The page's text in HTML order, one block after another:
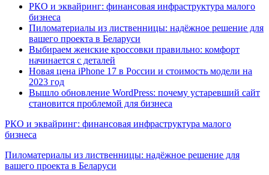
РКО и эквайринг: финансовая инфраструктура малого
бизнеса
Пиломатериалы из лиственницы: надёжное решение для
вашего проекта в Беларуси
Выбираем женские кроссовки правильно: комфорт
начинается с деталей
Новая цена iPhone 17 в России и стоимость модели на
2023 год
Вышло обновление WordPress: почему устаревший сайт
становится проблемой для бизнеса
РКО и эквайринг: финансовая инфраструктура малого
бизнеса
Пиломатериалы из лиственницы: надёжное решение для
вашего проекта в Беларуси